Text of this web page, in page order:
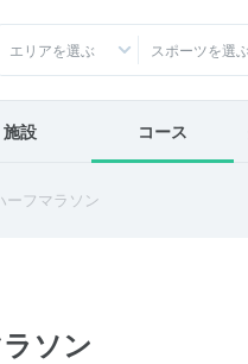
エリアを選ぶ スポーツを選
施設 コース
ーフマラソン
ソン